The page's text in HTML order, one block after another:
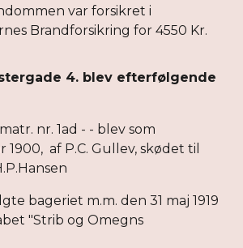
var forsikret i
Brandforsikring for 4550 Kr.
4. blev efterfølgende
nr. 1ad - - blev som
1900, af P.C. Gullev, skødet til
bageriet m.m. den 31 maj 1919
"Strib og Omegns